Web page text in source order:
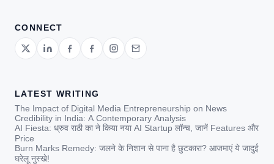
CONNECT
LATEST WRITING
The Impact of Digital Media Entrepreneurship on News
Credibility in India: A Contemporary Analysis
AI Fiesta: ध्रुव राठी का ने किया नया AI Startup लॉन्च, जानें Features और
Price
Burn Marks Remedy: जलने के निशान से पाना है छुटकारा? आजमाएं ये जादुई
घरेलू नुस्खे!